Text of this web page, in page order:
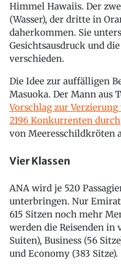
Himmel Hawaiis. Der
(Wasser), der dritte in
daherkommen. Sie
Gesichtsausdruck und
verschieden.
Die Idee zur auffälligen
Masuoka. Der Mann aus
Vorschlag zur
2196 Konkurrenten
von Meeresschildkröten
Vier Klassen
ANA wird je 520
unterbringen. Nur
615 Sitzen noch mehr
werden die Reisenden in
Suiten), Business (56
und Economy (383 Sitze).